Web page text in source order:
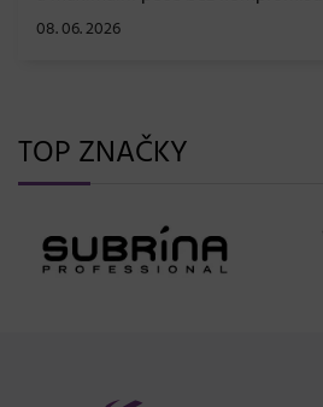
08. 06. 2026
TOP ZNAČKY